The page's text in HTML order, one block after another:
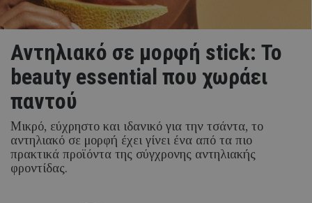
Αντηλιακό σε μορφή stick: Το
beauty essential που χωράει
παντού
Μικρό, εύχρηστο και ιδανικό για την τσάντα, το
αντηλιακό σε μορφή έχει γίνει ένα από τα πιο
πρακτικά προϊόντα της σύγχρονης αντηλιακής
φροντίδας.